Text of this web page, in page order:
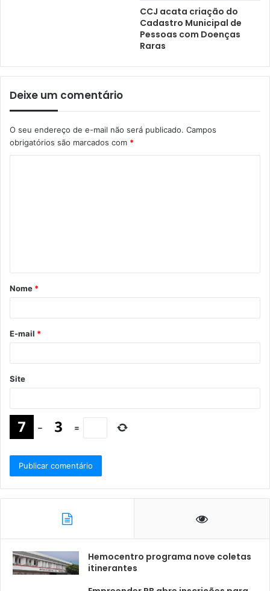
CCJ acata criação do
Cadastro Municipal de
Pessoas com Doenças
Raras
Deixe um comentário
O seu endereço de e-mail não será publicado. Campos
obrigatórios são marcados com *
Nome *
E-mail *
Site
− =
Hemocentro programa nove coletas
itinerantes